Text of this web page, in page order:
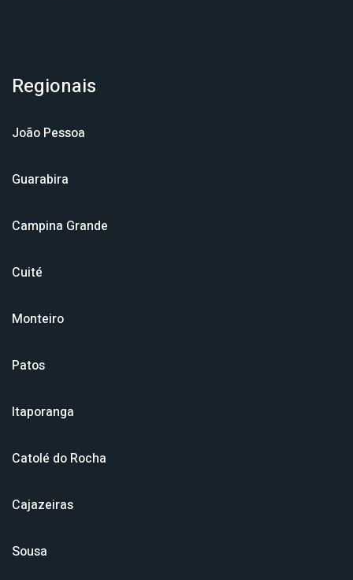
Regionais
João Pessoa
Guarabira
Campina Grande
Cuité
Monteiro
Patos
Itaporanga
Catolé do Rocha
Cajazeiras
Sousa